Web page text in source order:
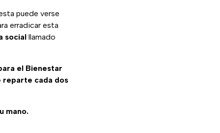
puede verse
erradicar esta
social llamado
el Bienestar
reparte cada dos
mano.